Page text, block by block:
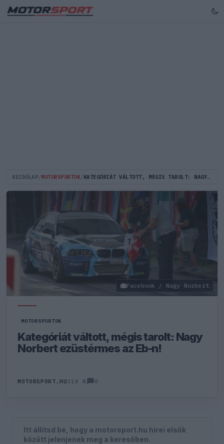
KEZDŐLAP MOTORSPORTOK KATEGÓRIÁT VÁLTOTT, MÉGIS TAROLT: NAGY NORBERT EZÜSTÉRMES AZ EB-N!
Facebook / Nagy Norbert
MOTORSPORTOK
Kategóriát váltott, mégis tarolt: Nagy
Norbert ezüstérmes az Eb-n!
MOTORSPORT.HU318 N 0
Itt állítsd be, hogy a motorsport.hu hírei elsők
között jelenjenek meg a keresőben.